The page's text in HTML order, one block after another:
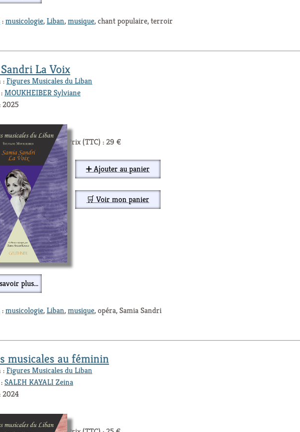
:musicologie,Liban,musique, chant populaire, terroir
La Voix
:Figures Musicales du Liban
MOUKHEIBER Sylviane
2025
Prix (TTC) : 29 €
➕ Ajouter au panier
🛒 Voir mon panier
plus...
:musicologie,Liban,musique, opéra, Samia Sandri
musicales au féminin
:Figures Musicales du Liban
SALEH KAYALI Zeina
2024